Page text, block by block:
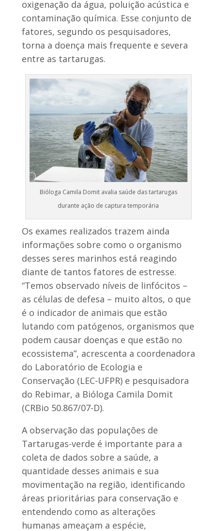
oxigenação da água, poluição acústica e
contaminação química. Esse conjunto de
fatores, segundo os pesquisadores,
torna a doença mais frequente e severa
entre as tartarugas.
Bióloga Camila Domit avalia saúde das tartarugas
durante ação de captura temporária
Os exames realizados trazem ainda
informações sobre como o organismo
desses seres marinhos está reagindo
diante de tantos fatores de estresse.
“Temos observado níveis de linfócitos –
as células de defesa – muito altos, o que
é o indicador de animais que estão
lutando com patógenos, organismos que
podem causar doenças e que estão no
ecossistema”, acrescenta a coordenadora
do Laboratório de Ecologia e
Conservação (LEC-UFPR) e pesquisadora
do Rebimar, a Bióloga Camila Domit
(CRBio 50.867/07-D).
A observação das populações de
Tartarugas-verde é importante para a
coleta de dados sobre a saúde, a
quantidade desses animais e sua
movimentação na região, identificando
áreas prioritárias para conservação e
entendendo como as alterações
humanas ameaçam a espécie,